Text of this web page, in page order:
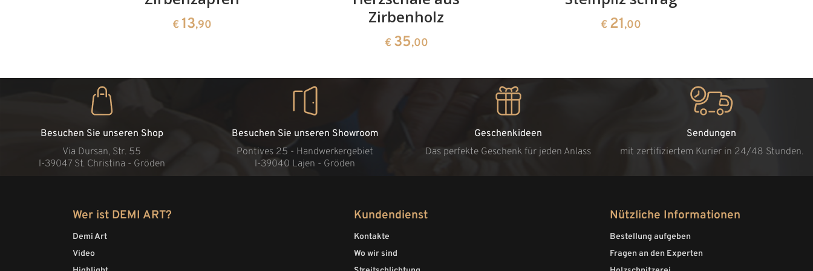
€ 13,90
Zirbenholz
€ 35,00
€ 21,00
Besuchen Sie unseren Shop
Via Dursan, Str. 55
l-39047 St. Christina - Gröden
Besuchen Sie unseren Showroom
Pontives 25 - Handwerkergebiet
l-39040 Lajen - Gröden
Geschenkideen
Das perfekte Geschenk für jeden Anlass
Sendungen
mit zertifiziertem Kurier in 24/48 Stunden.
Wer ist DEMI ART?
Demi Art
Video
Kundendienst
Kontakte
Wo wir sind
Nützliche Informationen
Bestellung aufgeben
Fragen an den Experten